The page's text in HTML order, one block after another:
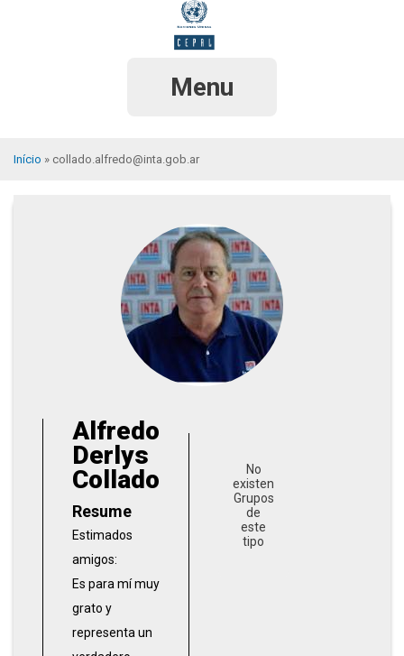
Menu
Início collado.alfredo@inta.gob.ar
Alfredo
Derlys
Collado
Resume
Estimados
amigos:
Es para mí muy
grato y
representa un
No
existen
Grupos
de
este
tipo